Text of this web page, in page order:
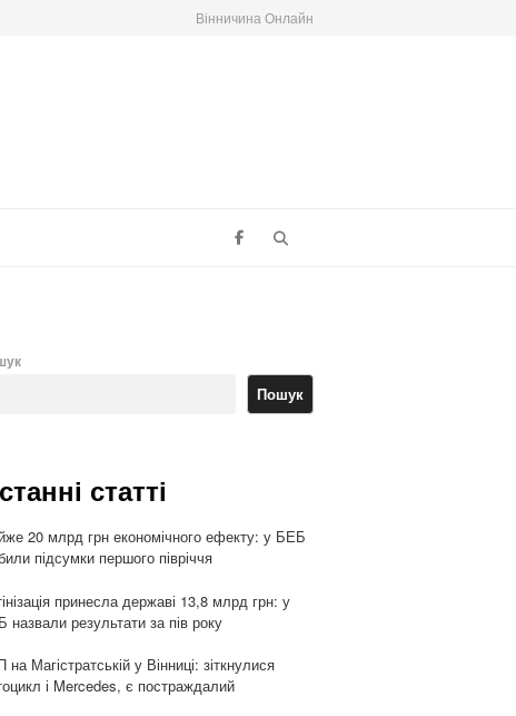
Вінничина Онлайн
Пошук
статті
20 млрд грн економічного ефекту: у БЕБ
підсумки першого півріччя
принесла державі 13,8 млрд грн: у
назвали результати за пів року
на Магістратській у Вінниці: зіткнулися
і Mercedes, є постраждалий